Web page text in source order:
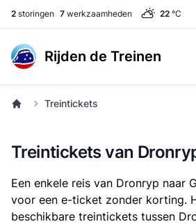
2 storingen 7 werkzaamheden 22 °C
Rijden de Treinen
Treintickets
Treintickets van
Een enkele reis van Dronryp naar
voor een e-ticket zonder korting.
beschikbare treintickets tussen